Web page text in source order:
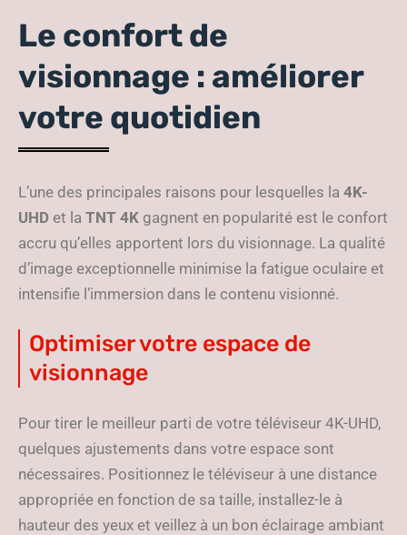
Le confort de
visionnage : améliorer
votre quotidien
L’une des principales raisons pour lesquelles la 4K-
UHD et la TNT 4K gagnent en popularité est le confort
accru qu’elles apportent lors du visionnage. La qualité
d’image exceptionnelle minimise la fatigue oculaire et
intensifie l’immersion dans le contenu visionné.
Optimiser votre espace de
visionnage
Pour tirer le meilleur parti de votre téléviseur 4K-UHD,
quelques ajustements dans votre espace sont
nécessaires. Positionnez le téléviseur à une distance
appropriée en fonction de sa taille, installez-le à
hauteur des yeux et veillez à un bon éclairage ambiant